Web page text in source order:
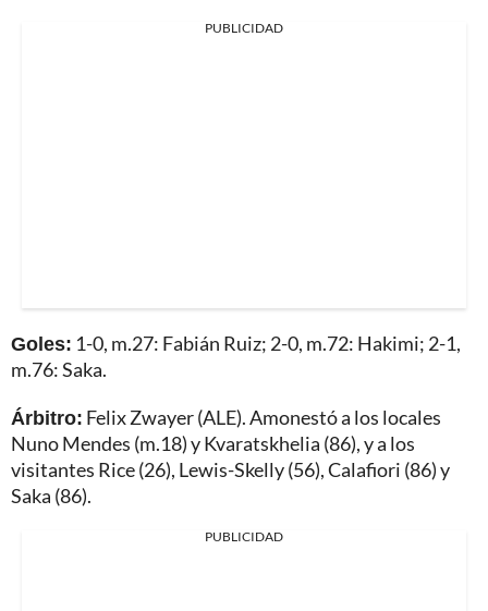
PUBLICIDAD
Goles: 1-0, m.27: Fabián Ruiz; 2-0, m.72: Hakimi; 2-1,
m.76: Saka.
Árbitro: Felix Zwayer (ALE). Amonestó a los locales
Nuno Mendes (m.18) y Kvaratskhelia (86), y a los
visitantes Rice (26), Lewis-Skelly (56), Calafiori (86) y
Saka (86).
PUBLICIDAD